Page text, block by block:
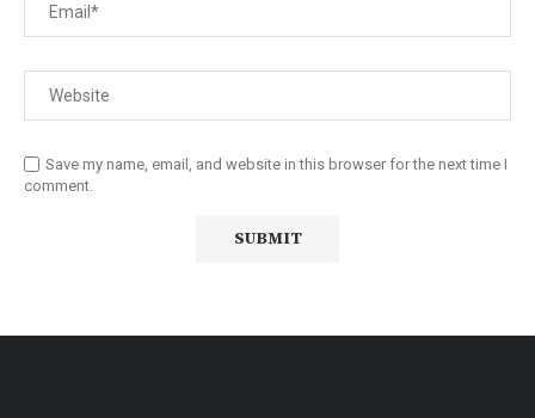
Save my name, email, and website in this browser for the next time I
comment.